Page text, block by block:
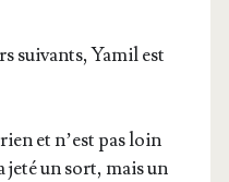
sui­vants, Yamil est
et n’est pas loin
jeté un sort, mais un